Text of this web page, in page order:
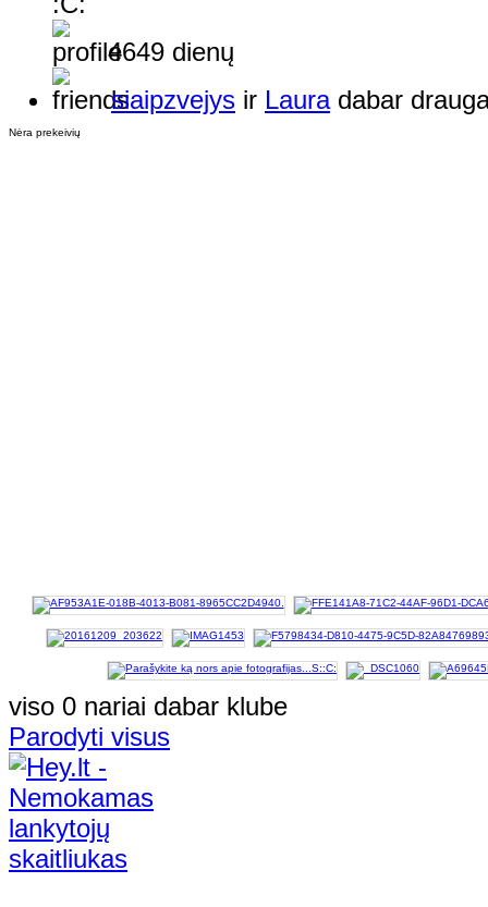
4649 dienų
siaipzvejys ir Lauradabar
Nėra prekeivių
viso 0 nariai dabar klube
Parodyti visus